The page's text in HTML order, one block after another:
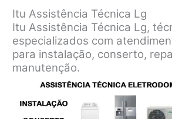
Itu Assistência Técnica Lg
Itu Assistência Técnica Lg,
especializados com
para instalação, conserto,
manutenção.